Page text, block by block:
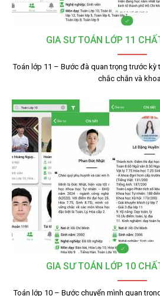
GIA SƯ TOÁN LỚP 11
Toán lớp 11 – Bước đà quan trọng trước kỳ
chắc chắn và
GIA SƯ TOÁN LỚP 10
Toán lớp 10 – Bước chuyển mình quan